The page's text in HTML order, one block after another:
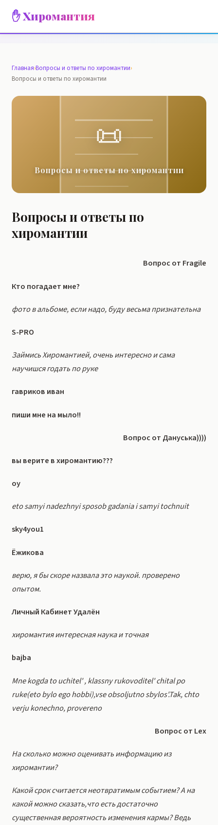
✋ Хиромантия
Главная›Вопросы и ответы по хиромантии›
Вопросы и ответы по хиромантии
📜
Вопросы и ответы по хиромантии
Вопросы и ответы по
хиромантии
Вопрос от Fragile
Кто погадает мне?
фото в альбоме, если надо, буду весьма признательна
S-PRO
Займись Хиромантией, очень интересно и сама
научишся годать по руке
гавриков иван
пиши мне на мыло!!
Вопрос от Дануська))))
вы верите в хиромантию???
oy
eto samyi nadezhnyi sposob gadania i samyi tochnuit
sky4you1
Ёжикова
верю, я бы скоре назвала это наукой. проверено
опытом.
Личный Кабинет Удалён
хиромантия интересная наука и точная
bajba
Mne kogda to uchitel' , klassny rukovoditel' chital po
ruke(eto bylo ego hobbi),vse obsoljutno sbylos'.Tak, chto
verju konechno, provereno
Вопрос от Lex
На сколько можно оценивать информацию из
хиромантии?
Какой срок считается неотвратимым событием? А на
какой можно сказать,что есть достаточно
существенная вероятность изменения кармы? Ведь